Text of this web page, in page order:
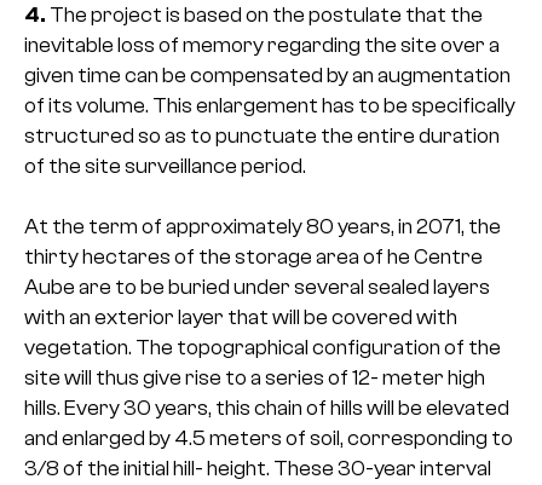
4. The project is based on the postulate that the
inevitable loss of memory regarding the site over a
given time can be compensated by an augmentation
of its volume. This enlargement has to be specifically
structured so as to punctuate the entire duration
of the site surveillance period.
At the term of approximately 80 years, in 2071, the
thirty hectares of the storage area of he Centre
Aube are to be buried under several sealed layers
with an exterior layer that will be covered with
vegetation. The topographical configuration of the
site will thus give rise to a series of 12- meter high
hills. Every 30 years, this chain of hills will be elevated
and enlarged by 4.5 meters of soil, corresponding to
3/8 of the initial hill- height. These 30-year interval